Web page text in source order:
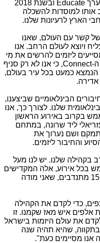
בשנתיים האחרונות, שמנו דגש על הערך Educate ובשנת 2018
למוסדות להשכלה
הארץ לרעיונות שלנו.
קשר עם העולם, שאנו
ויוצא לעולם הרחב. אנו
ליזמים להרשים את מי
שהם פוגשים - Impress, ויוצרים את ה-Connect, כי אנו לא רק סניף
הנמצא כמעט בכל עיר בעולם,
הבינלאומיים שביצענו,
שלנו. לצורך כך, אנו
בקרוב באירוע הראשון
ליד שרונה, במתחם
ושם נערוך את
והחיבור ליזמים.
בקהילה שלנו. יש לנו מעל
ממש בכל אירוע, אלה המקדישים
ימים כלילות הם חבורה מופלאה של 15 מתנדבים, שאני מודה
כדי לקדם את הקהילה
איש מאז שקמנו. זו
את עולם היזמות בישראל
2018 בהרגשה ובתקווה, שהיא תהיה שנה